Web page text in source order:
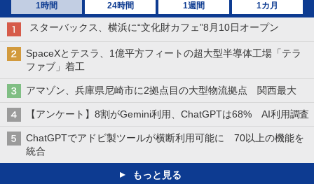
1時間 24時間 1週間 1カ月
スターバックス、横浜に“文化財カフェ”8月10日オープン
SpaceXとテスラ、1億平方フィートの超大型半導体工場「テラ
ファブ」着工
アマゾン、兵庫県尼崎市に2拠点目の大型物流拠点 関西最大
【アンケート】8割がGemini利用、ChatGPTは68% AI利用調査
ChatGPTでアドビ製ツールが横断利用可能に 70以上の機能を
統合
もっと見る